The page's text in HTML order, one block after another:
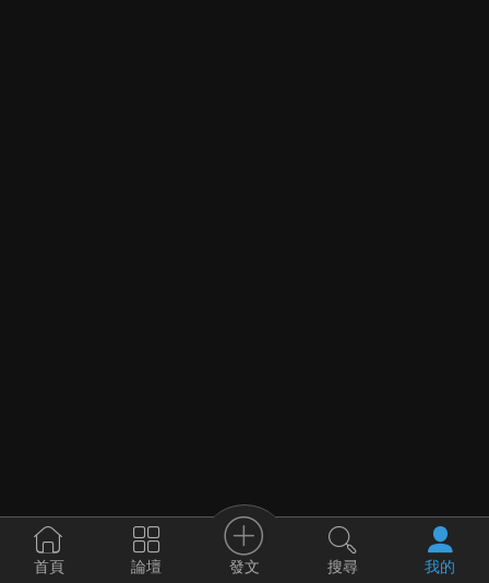
首頁 論壇 發文 搜尋 我的